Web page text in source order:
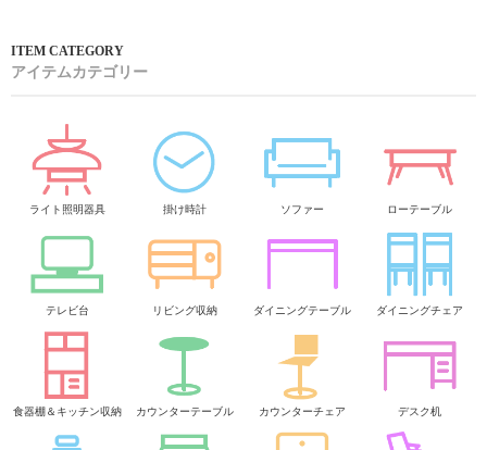
アイテムカテゴリー
ライト照明器具 掛け時計 ソファー ローテーブル
テレビ台 リビング収納 ダイニングテーブル ダイニングチェア
食器棚＆キッチン収納 カウンターテーブル カウンターチェア デスク机